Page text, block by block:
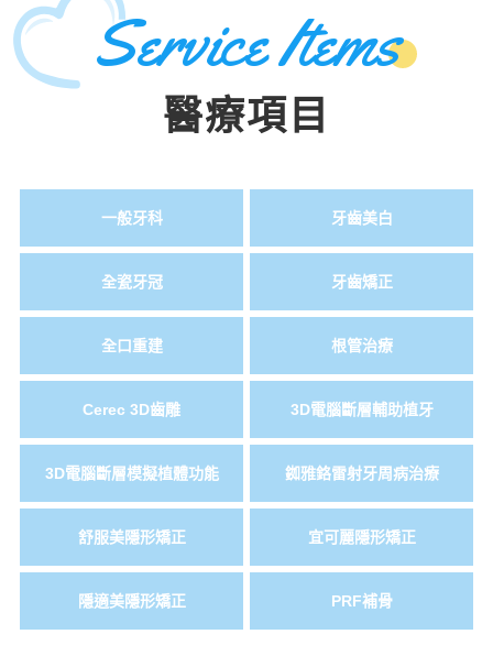
Service Items
醫療項目
一般牙科 牙齒美白
全瓷牙冠 牙齒矯正
全口重建 根管治療
Cerec 3D齒雕 3D電腦斷層輔助植牙
3D電腦斷層模擬植體功能 銣雅鉻雷射牙周病治療
舒服美隱形矯正 宜可麗隱形矯正
隱適美隱形矯正 PRF補骨